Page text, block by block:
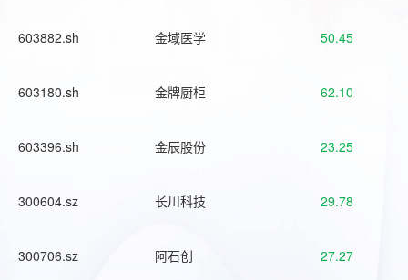
603882.sh 金域医学 50.45
603180.sh 金牌厨柜 62.10
603396.sh 金辰股份 23.25
300604.sz 长川科技 29.78
300706.sz 阿石创 27.27